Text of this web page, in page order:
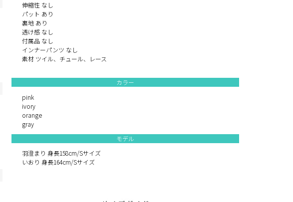
伸縮性 なし
パット あり
裏地 あり
透け感 なし
付属品 なし
インナーパンツ なし
素材 ツイル、チュール、レース
カラー
pink
ivory
orange
gray
モデル
羽澄まり 身長158cm/Sサイズ
いおり 身長164cm/Sサイズ